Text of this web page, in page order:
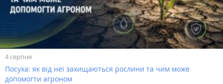
4 серпня
Посуха: як від неї захищаються рослини та чим може
допомогти агроном